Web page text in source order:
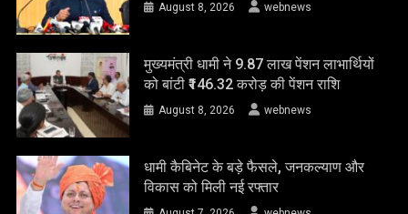
August 8, 2026 webnews
मुख्यमंत्री धामी ने 9.87 लाख पेंशन लाभार्थियों
को बांटी ₹146.32 करोड़ की पेंशन राशि
August 8, 2026 webnews
धामी कैबिनेट के बड़े फैसले, जनकल्याण और
विकास को मिली नई रफ्तार